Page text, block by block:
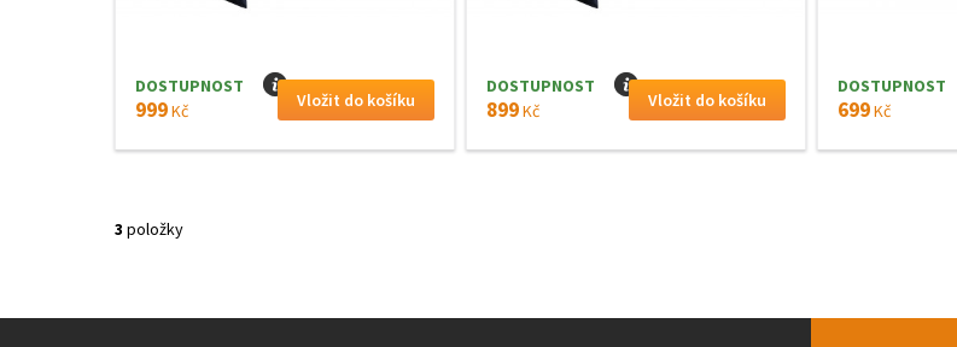
DOSTUPNOST I
999Kč
DOSTUPNOST I
899Kč
DOSTUPNOST
699Kč
3 položky